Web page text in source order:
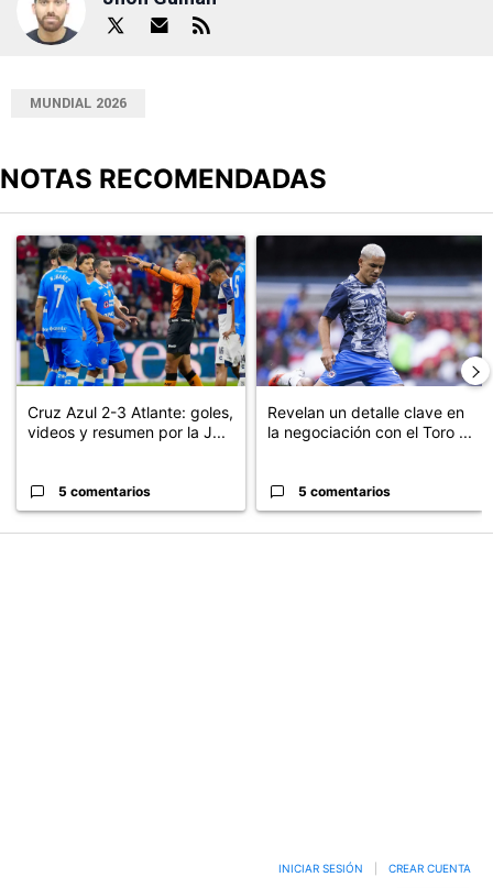
MUNDIAL 2026
NOTAS RECOMENDADAS
PUBLICIDAD
Un artículo de tendencia con el título "Cruz Azul 2-3 Atlante:
Cruz Azul 2-3 Atlante: goles,
videos y resumen por la J...
5 comentarios
Un artículo de tendencia con
Revelan un detalle clave en
la negociación con el Toro ...
5 comentarios
INICIAR SESIÓN CREAR CUENTA